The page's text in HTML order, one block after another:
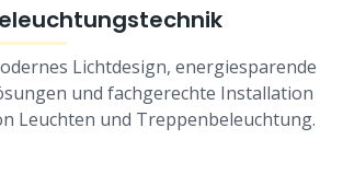
Lichtdesign, energiesparende
und fachgerechte Installation
Leuchten und Treppenbeleuchtung.